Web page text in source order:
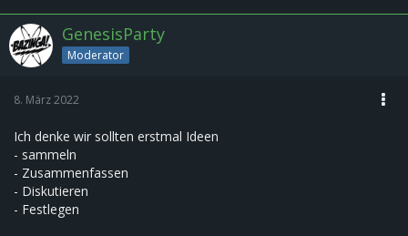
GenesisParty
Moderator
8. März 2022
Ich denke wir sollten erstmal Ideen
- sammeln
- Zusammenfassen
- Diskutieren
- Festlegen